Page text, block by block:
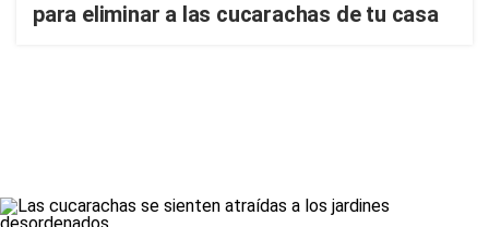
para eliminar a las cucarachas de tu casa